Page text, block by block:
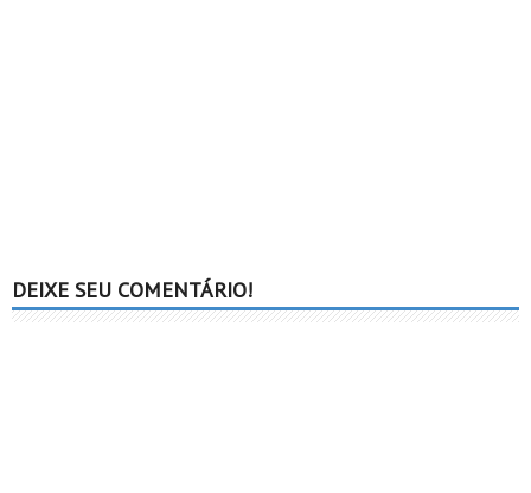
DEIXE SEU COMENTÁRIO!